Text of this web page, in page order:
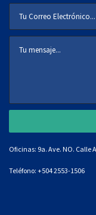
Oficinas: 9a. Ave. NO. Calle
Teléfono: +504 2553-1506